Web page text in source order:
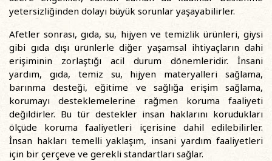
yetersizliğinden dolayı büyük sorunlar yaşayabilirler.
Afetler sonrası, gıda, su, hijyen ve temizlik ürünleri, giysi
gibi gıda dışı ürünlerle diğer yaşamsal ihtiyaçların dahi
erişiminin zorlaştığı acil durum dönemleridir. İnsani
yardım, gıda, temiz su, hijyen materyalleri sağlama,
barınma desteği, eğitime ve sağlığa erişim sağlama,
korumayı desteklemelerine rağmen koruma faaliyeti
değildirler. Bu tür destekler insan haklarını korudukları
ölçüde koruma faaliyetleri içerisine dahil edilebilirler.
İnsan hakları temelli yaklaşım, insani yardım faaliyetleri
için bir çerçeve ve gerekli standartları sağlar.